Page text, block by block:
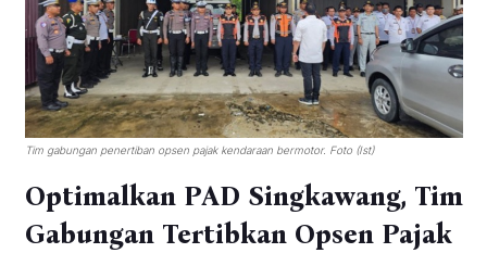
Tim gabungan penertiban opsen pajak kendaraan bermotor. Foto (Ist)
Optimalkan PAD Singkawang, Tim
Gabungan Tertibkan Opsen Pajak